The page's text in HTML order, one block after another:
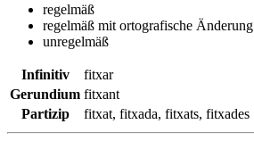
regelmäß
regelmäß mit ortografische Änderung
unregelmäß
Infinitiv
fitxar
Gerundium fitxant
Partizip
fitxat, fitxada, fitxats, fitxades